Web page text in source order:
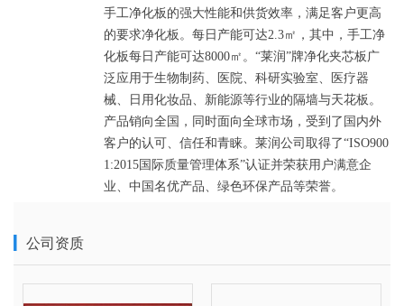
手工净化板的强大性能和供货效率，满足客户更高
的要求净化板。每日产能可达2.3㎡，其中，手工净
化板每日产能可达8000㎡。“莱润”牌净化夹芯板广
泛应用于生物制药、医院、科研实验室、医疗器
械、日用化妆品、新能源等行业的隔墙与天花板。
产品销向全国，同时面向全球市场，受到了国内外
客户的认可、信任和青睐。莱润公司取得了“ISO900
1:2015国际质量管理体系”认证并荣获用户满意企
公司资质